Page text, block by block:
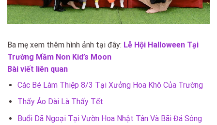
Ba mẹ xem thêm hình ảnh tại đây: Lễ Hội Halloween Tại
Trường Mầm Non Kid’s Moon
Bài viết liên quan
Các Bé Làm Thiệp 8/3 Tại Xưởng Hoa Khô Của Trường
Thấy Áo Dài Là Thấy Tết
Buổi Dã Ngoại Tại Vườn Hoa Nhật Tân Và Bãi Đá Sông